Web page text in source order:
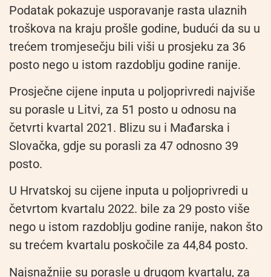
Podatak pokazuje usporavanje rasta ulaznih
troškova na kraju prošle godine, budući da su u
trećem tromjesečju bili viši u prosjeku za 36
posto nego u istom razdoblju godine ranije.
Prosječne cijene inputa u poljoprivredi najviše
su porasle u Litvi, za 51 posto u odnosu na
četvrti kvartal 2021. Blizu su i Mađarska i
Slovačka, gdje su porasli za 47 odnosno 39
posto.
U Hrvatskoj su cijene inputa u poljoprivredi u
četvrtom kvartalu 2022. bile za 29 posto više
nego u istom razdoblju godine ranije, nakon što
su trećem kvartalu poskočile za 44,84 posto.
Najsnažnije su porasle u drugom kvartalu, za